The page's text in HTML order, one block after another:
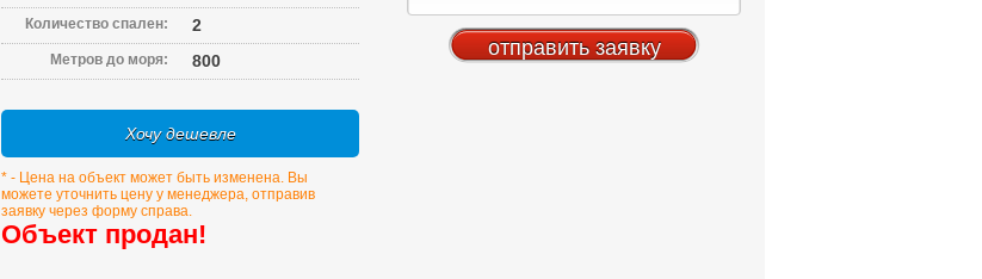
Количество спален: 2
Метров до моря: 800
Хочу дешевле
* - Цена на объект может быть изменена. Вы
можете уточнить цену у менеджера, отправив
заявку через форму справа.
Объект продан!